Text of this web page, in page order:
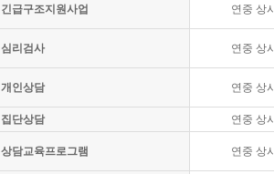
긴급구조지원사업 연중 상시
심리검사 연중 상시
개인상담 연중 상시
집단상담
연중 상시
상담교육프로그램 연중 상시